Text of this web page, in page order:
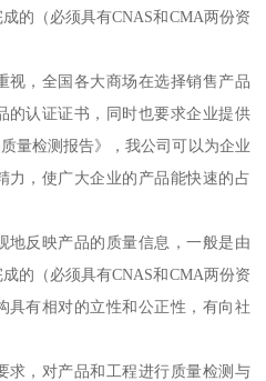
的（必须具有CNAS和CMA两份资
视，全国各大商场在选择销售产品
的认证证书，同时也要求企业提供
量检测报告》，我公司可以为企业
力，使广大企业的产品能快速的占
地反映产品的质量信息，一般是由
的（必须具有CNAS和CMA两份资
具有相对的立性和公正性，有向社
求，对产品和工程进行质量检测与